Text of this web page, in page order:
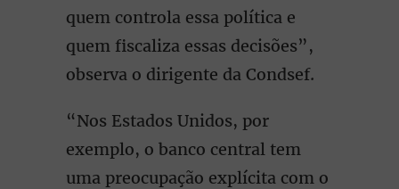
quem controla essa política e
quem fiscaliza essas decisões”,
observa o dirigente da Condsef.
“Nos Estados Unidos, por
exemplo, o banco central tem
uma preocupação explícita com o